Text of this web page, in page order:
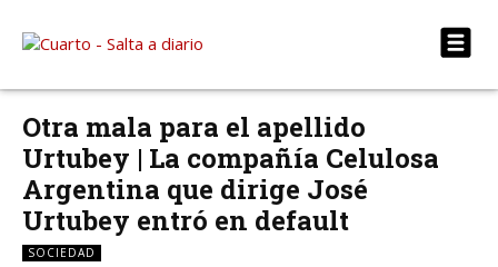
Otra mala para el apellido
Urtubey | La compañía Celulosa
Argentina que dirige José
Urtubey entró en default
SOCIEDAD